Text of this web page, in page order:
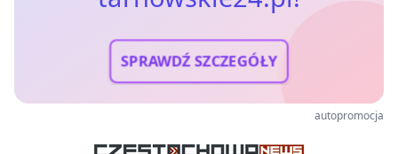
SPRAWDŹ SZCZEGÓŁY
autopromocja